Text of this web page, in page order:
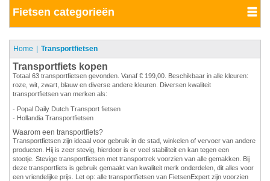
Fietsen categorieën
Home Transportfietsen
Transportfiets kopen
Totaal 63 transportfietsen gevonden. Vanaf € 199,00. Beschikbaar in alle kleuren:
roze, wit, zwart, blauw en diverse andere kleuren. Diversen kwaliteit
transportfietsen van merken als:
- Popal Daily Dutch Transport fietsen
- Hollandia Transportfietsen
Waarom een transportfiets?
Transportfietsen zijn ideaal voor gebruik in de stad, winkelen of vervoer van andere
producten. Hij is zeer stevig, hierdoor is er veel stabiliteit en kan tegen een
stootje. Stevige transportfietsen met transportrek voorzien van alle gemakken. Bij
deze transportfiets is gebruik gemaakt van kwaliteit merk onderdelen, dit alles voor
een vriendelijke prijs. Let op: alle transportfietsen van FietsenExpert zijn voorzien